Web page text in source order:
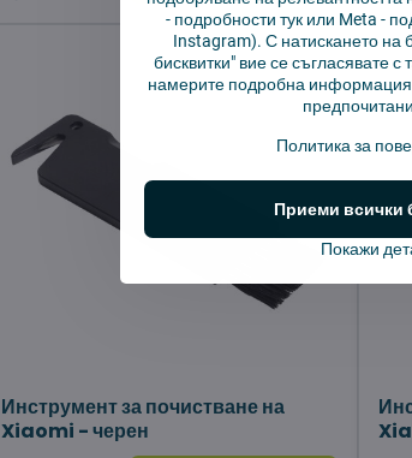
Инструмент за почистване на
Xiaomi - черен
- подробности тукили Meta -
Instagram). С натискането на
бисквитки" вие се съгласявате
намерите подробна
Политика за
Покажи
Приеми всички